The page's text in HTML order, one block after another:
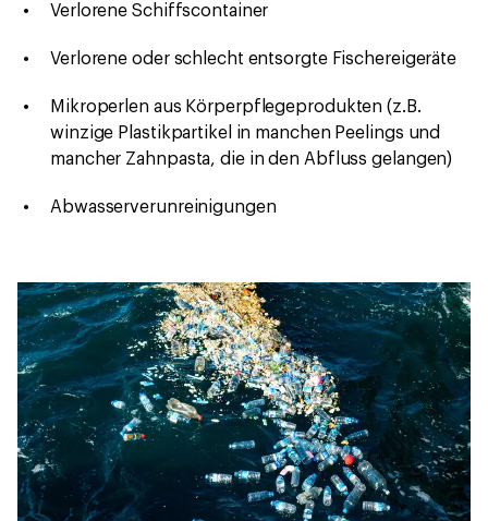
Verlorene Schiffscontainer
Verlorene oder schlecht entsorgte Fischereigeräte
Mikroperlen aus Körperpflegeprodukten (z.B.
winzige Plastikpartikel in manchen Peelings und
mancher Zahnpasta, die in den Abfluss gelangen)
Abwasserverunreinigungen